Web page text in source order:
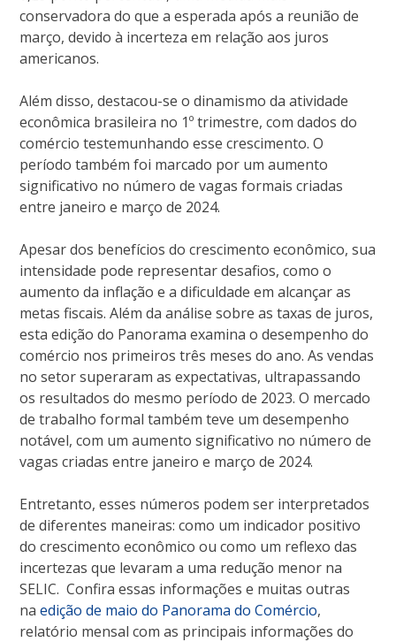
conservadora do que a esperada após a reunião de
março, devido à incerteza em relação aos juros
americanos.
Além disso, destacou-se o dinamismo da atividade
econômica brasileira no 1º trimestre, com dados do
comércio testemunhando esse crescimento. O
período também foi marcado por um aumento
significativo no número de vagas formais criadas
entre janeiro e março de 2024.
Apesar dos benefícios do crescimento econômico, sua
intensidade pode representar desafios, como o
aumento da inflação e a dificuldade em alcançar as
metas fiscais. Além da análise sobre as taxas de juros,
esta edição do Panorama examina o desempenho do
comércio nos primeiros três meses do ano. As vendas
no setor superaram as expectativas, ultrapassando
os resultados do mesmo período de 2023. O mercado
de trabalho formal também teve um desempenho
notável, com um aumento significativo no número de
vagas criadas entre janeiro e março de 2024.
Entretanto, esses números podem ser interpretados
de diferentes maneiras: como um indicador positivo
do crescimento econômico ou como um reflexo das
incertezas que levaram a uma redução menor na
SELIC. Confira essas informações e muitas outras
naedição de maio do Panorama do Comércio,
relatório mensal com as principais informações do